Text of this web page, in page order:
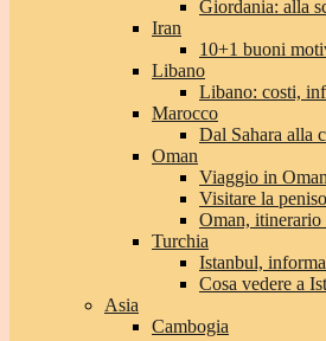
Giordania: alla
Iran
10+1 buoni
Libano
Libano: costi,
Marocco
Dal Sahara alla
Oman
Viaggio in
Visitare la
Oman,
Turchia
Istanbul,
Cosa vedere a
Asia
Cambogia